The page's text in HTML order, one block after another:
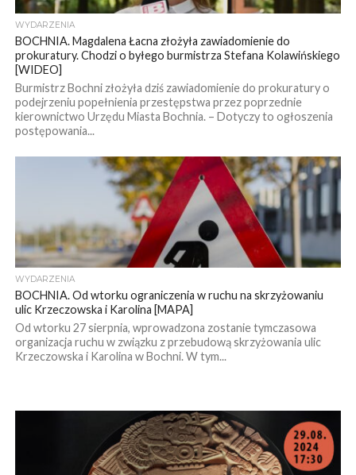
WYDARZENIA
BOCHNIA. Magdalena Łacna złożyła zawiadomienie do
prokuratury. Chodzi o byłego burmistrza Stefana Kolawińskiego
[WIDEO]
Burmistrz Bochni złożyła dziś zawiadomienie do prokuratury o
podejrzeniu popełnienia przestępstwa przez poprzednie
kierownictwo Urzędu Miasta Bochnia. – Dotyczy to ogłoszenia
postępowania...
WYDARZENIA
BOCHNIA. Od wtorku ograniczenia w ruchu na skrzyżowaniu
ulic Krzeczowska i Karolina [MAPA]
Od wtorku 27 sierpnia, wprowadzona zostanie tymczasowa
organizacja ruchu w związku z przebudową skrzyżowania ulic
Krzeczowska i Karolina w Bochni. W tym...